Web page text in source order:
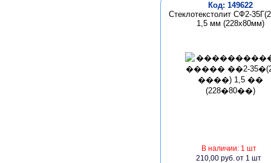
Код: 149622
Стеклотекстолит СФ2-
1,5 мм (228х80мм)
В наличии: 1 шт
210,00 руб.от 1 шт